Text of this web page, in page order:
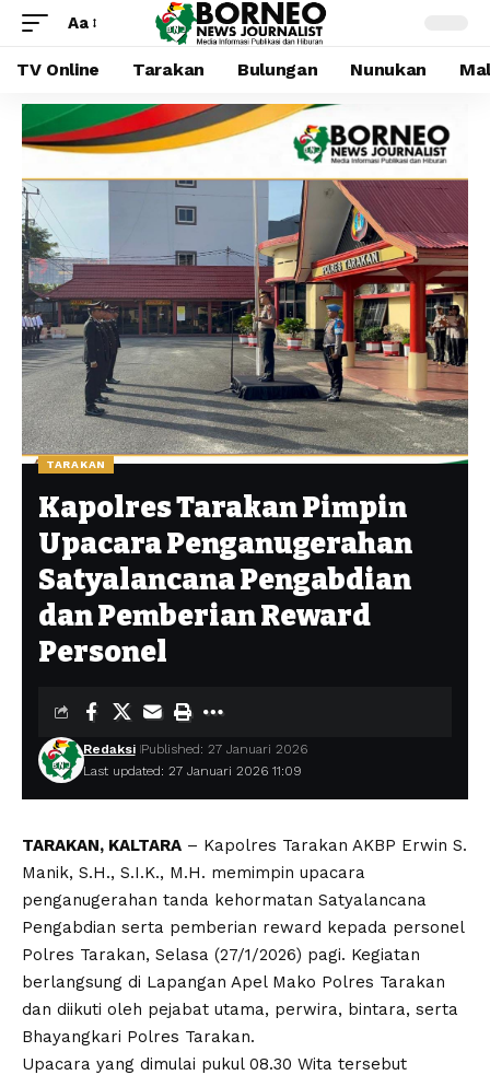
Aa
TV Online Tarakan Bulungan Nunukan
TARAKAN
Kapolres Tarakan Pimpin
Upacara Penganugerahan
Satyalancana Pengabdian
dan Pemberian Reward
Personel
Last updated: 27 Januari 2026 11:09
Redaksi Published: 27 Januari 2026
TARAKAN, KALTARA – Kapolres Tarakan AKBP Erwin S.
Manik, S.H., S.I.K., M.H. memimpin upacara
penganugerahan tanda kehormatan Satyalancana
Pengabdian serta pemberian reward kepada personel
Polres Tarakan, Selasa (27/1/2026) pagi. Kegiatan
berlangsung di Lapangan Apel Mako Polres Tarakan
dan diikuti oleh pejabat utama, perwira, bintara, serta
Bhayangkari Polres Tarakan.
Upacara yang dimulai pukul 08.30 Wita tersebut